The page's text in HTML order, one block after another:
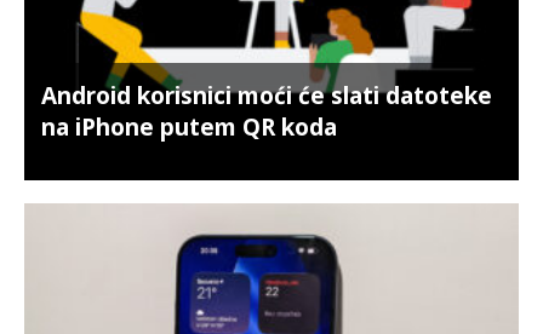
Android korisnici moći će slati datoteke
na iPhone putem QR koda